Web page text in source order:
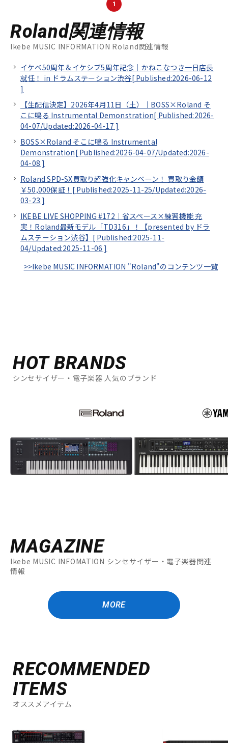
1
Roland関連情報
Ikebe MUSIC INFORMATION Roland関連情報
イケベ50周年＆イケシブ5周年記念｜かねこなつき一日店長
就任！ in ドラムステーション渋谷[ Published:2026-06-12
]
【生配信決定】2026年4月11日（土）｜BOSS×Roland そ
こに鳴る Instrumental Demonstration[ Published:2026-
04-07/Updated:2026-04-17 ]
BOSS×Roland そこに鳴る Instrumental
Demonstration[ Published:2026-04-07/Updated:2026-
04-08 ]
Roland SPD-SX買取り超強化キャンペーン！ 買取り金額
￥50,000保証！[ Published:2025-11-25/Updated:2026-
03-23 ]
IKEBE LIVE SHOPPING #172｜省スペース×練習機能 充
実！Roland最新モデル「TD316」！【presented by ドラ
ムステーション渋谷】[ Published:2025-11-
04/Updated:2025-11-06 ]
>>Ikebe MUSIC INFORMATION "Roland"のコンテンツ一覧
HOT BRANDS
シンセサイザー・電子楽器 人気のブランド
MAGAZINE
Ikebe MUSIC INFOMATION シンセサイザー・電子楽器関連
情報
MORE
RECOMMENDED
ITEMS
オススメアイテム